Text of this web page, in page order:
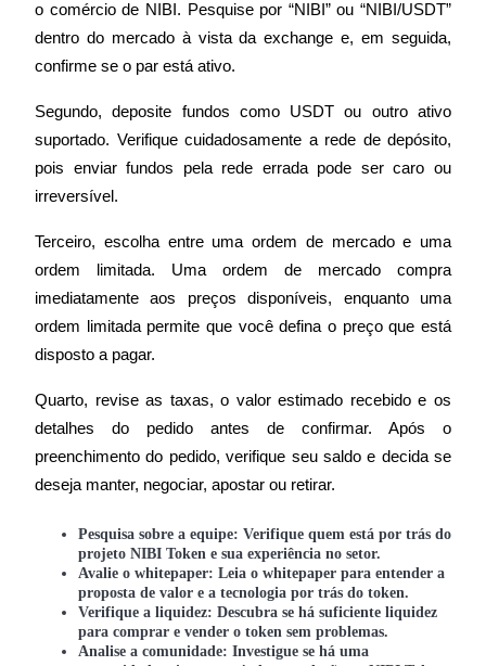
Afiliados Bitrue
Até 65% de comissões!
Indicação
Convide um amigo para receber recompensas em dinheiro
BTC Welcome Rewards
Deposit & Trade BTC to Share 25000 USDT prize pool!
o comércio de NIBI. Pesquise por “NIBI” ou “NIBI/USDT”
dentro do mercado à vista da exchange e, em seguida,
confirme se o par está ativo.
Segundo, deposite fundos como USDT ou outro ativo
suportado. Verifique cuidadosamente a rede de depósito,
pois enviar fundos pela rede errada pode ser caro ou
irreversível.
Terceiro, escolha entre uma ordem de mercado e uma
ordem limitada. Uma ordem de mercado compra
imediatamente aos preços disponíveis, enquanto uma
ordem limitada permite que você defina o preço que está
disposto a pagar.
Quarto, revise as taxas, o valor estimado recebido e os
detalhes do pedido antes de confirmar. Após o
preenchimento do pedido, verifique seu saldo e decida se
deseja manter, negociar, apostar ou retirar.
Pesquisa sobre a equipe: Verifique quem está por trás do
projeto NIBI Token e sua experiência no setor.
Avalie o whitepaper: Leia o whitepaper para entender a
proposta de valor e a tecnologia por trás do token.
Verifique a liquidez: Descubra se há suficiente liquidez
para comprar e vender o token sem problemas.
Analise a comunidade: Investigue se há uma